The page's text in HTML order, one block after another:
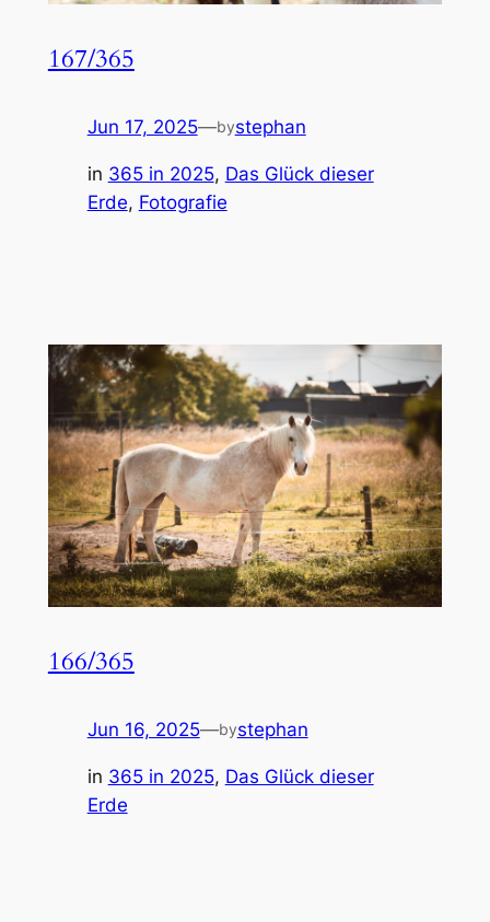
167/365
Jun 17, 2025—bystephan
in 365 in 2025, Das Glück dieser
Erde, Fotografie
166/365
Jun 16, 2025—bystephan
in 365 in 2025, Das Glück dieser
Erde